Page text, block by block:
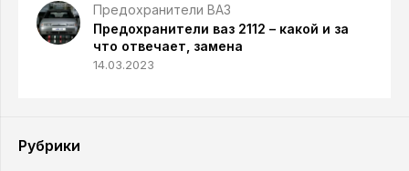
Предохранители ВАЗ
Предохранители ваз 2112 – какой и за
что отвечает, замена
14.03.2023
Рубрики